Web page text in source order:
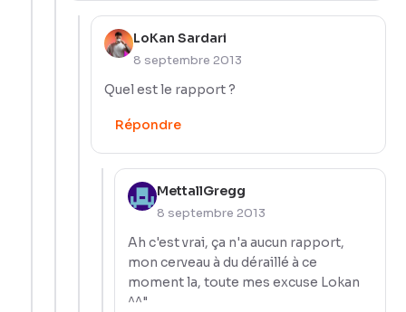
LoKan Sardari
8 septembre 2013
Quel est le rapport ?
Répondre
MettallGregg
8 septembre 2013
Ah c'est vrai, ça n'a aucun rapport,
mon cerveau à du déraillé à ce
moment la, toute mes excuse Lokan
^^"